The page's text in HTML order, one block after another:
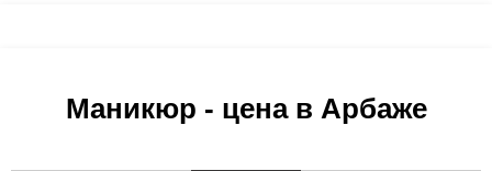
Маникюр - цена в Арбаже